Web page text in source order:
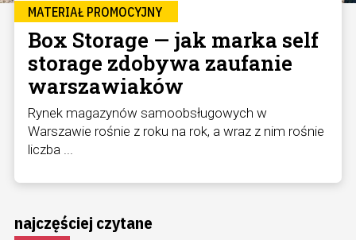
MATERIAŁ PROMOCYJNY
Box Storage — jak marka self
storage zdobywa zaufanie
warszawiaków
Rynek magazynów samoobsługowych w
Warszawie rośnie z roku na rok, a wraz z nim rośnie
liczba ...
najczęściej czytane